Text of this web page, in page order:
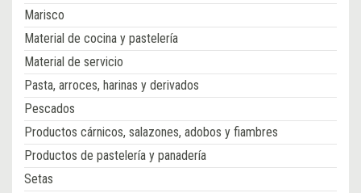
Marisco
Material de cocina y pastelería
Material de servicio
Pasta, arroces, harinas y derivados
Pescados
Productos cárnicos, salazones, adobos y fiambres
Productos de pastelería y panadería
Setas